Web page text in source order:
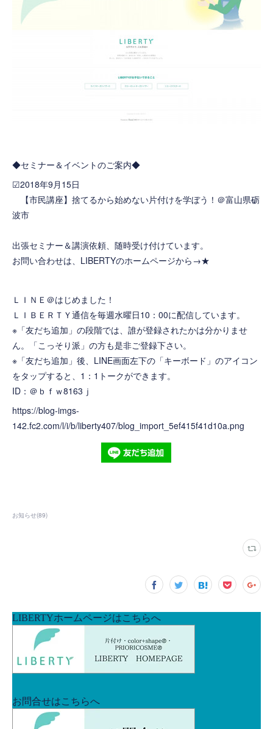
◆セミナー＆イベントのご案内◆
☑2018年9月15日
【市民講座】捨てるから始めない片付けを学ぼう！＠富山県砺
波市
出張セミナー＆講演依頼、随時受け付けています。
お問い合わせは、LIBERTYのホームページから→★
ＬＩＮＥ＠はじめました！
ＬＩＢＥＲＴＹ通信を毎週水曜日10：00に配信しています。
※「友だち追加」の段階では、誰が登録されたかは分かりませ
ん。「こっそり派」の方も是非ご登録下さい。
※「友だち追加」後、LINE画面左下の「キーボード」のアイコン
をタップすると、1：1トークができます。
ID：＠ｂｆｗ8163ｊ
https://blog-imgs-
142.fc2.com/l/i/b/liberty407/blog_import_5ef415f41d10a.png
お知らせ(89)